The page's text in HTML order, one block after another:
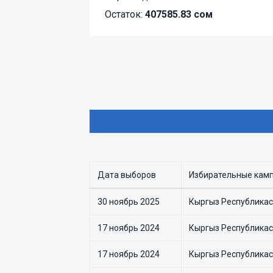
Остаток: 407585.83 сом
Дата выборов Избирательные
30 ноябрь 2025 Кыргыз
17 ноябрь 2024 Кыргыз
17 ноябрь 2024 Кыргыз